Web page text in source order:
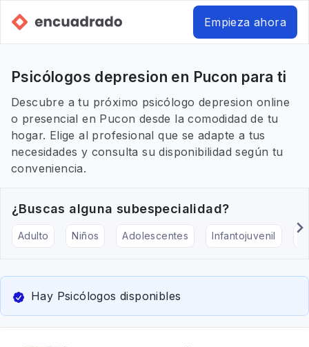
Empieza ahora
Psicólogos depresion en Pucon para ti
Descubre a tu próximo psicólogo depresion online
o presencial en Pucon desde la comodidad de tu
hogar. Elige al profesional que se adapte a tus
necesidades y consulta su disponibilidad según tu
conveniencia.
¿Buscas alguna subespecialidad?
Adulto Niños Adolescentes Infantojuvenil
Hay Psicólogos disponibles